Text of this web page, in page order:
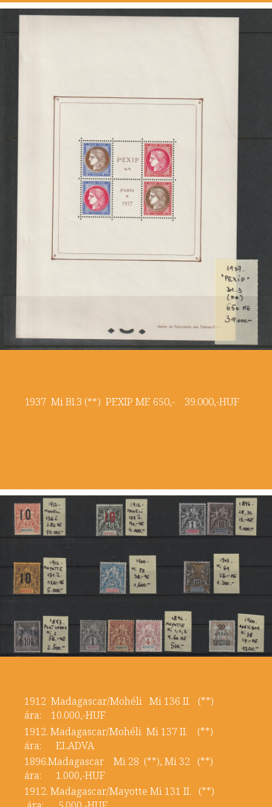
1937 Mi Bl.3 (**) PEXIP ME 650,- 39.000,-HUF
1912 Madagascar/Mohéli Mi 136 II. (**)
ára: 10.000,-HUF
1912. Madagascar/Mohéli Mi 137 II. (**)
ára: ELADVA
1896.Madagascar Mi 28 (**), Mi 32 (**)
ára: 1.000,-HUF
1912. Madagascar/Mayotte Mi 131 II. (**)